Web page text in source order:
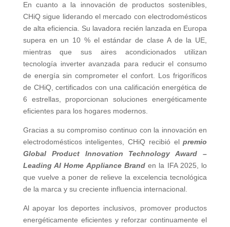
En cuanto a la innovación de productos sostenibles,
CHiQ sigue liderando el mercado con electrodomésticos
de alta eficiencia. Su lavadora recién lanzada en Europa
supera en un 10 % el estándar de clase A de la UE,
mientras que sus aires acondicionados utilizan
tecnología inverter avanzada para reducir el consumo
de energía sin comprometer el confort. Los frigoríficos
de CHiQ, certificados con una calificación energética de
6 estrellas, proporcionan soluciones energéticamente
eficientes para los hogares modernos.
Gracias a su compromiso continuo con la innovación en
electrodomésticos inteligentes, CHiQ recibió elpremio
Global Product Innovation Technology Award –
Leading AI Home Appliance Branden la IFA 2025, lo
que vuelve a poner de relieve la excelencia tecnológica
de la marca y su creciente influencia internacional.
Al apoyar los deportes inclusivos, promover productos
energéticamente eficientes y reforzar continuamente el